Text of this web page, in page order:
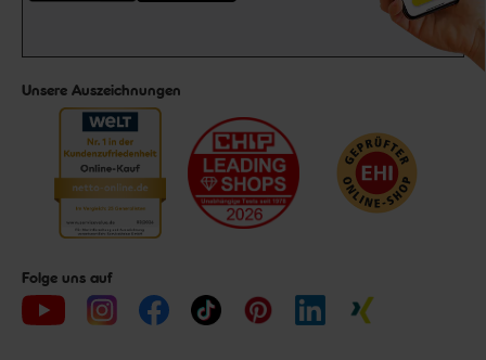
Unsere Auszeichnungen
Folge uns auf